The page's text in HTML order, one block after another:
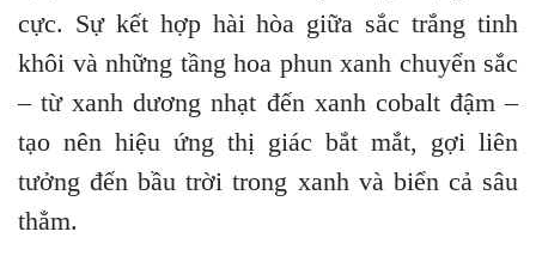
cực. Sự kết hợp hài hòa giữa sắc trắng tinh
khôi và những tầng hoa phun xanh chuyển sắc
– từ xanh dương nhạt đến xanh cobalt đậm –
tạo nên hiệu ứng thị giác bắt mắt, gợi liên
tưởng đến bầu trời trong xanh và biển cả sâu
thẳm.